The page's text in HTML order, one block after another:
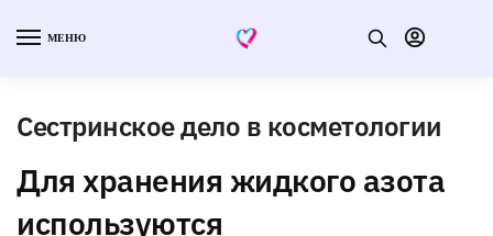
МЕНЮ
Сестринское дело в косметологии
Для хранения жидкого азота
используются